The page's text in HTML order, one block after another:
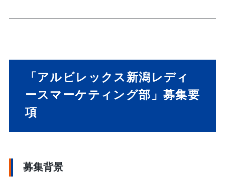
「アルビレックス新潟レディ
ースマーケティング部」募集要
項
募集背景